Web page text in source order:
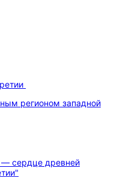
регионом западной